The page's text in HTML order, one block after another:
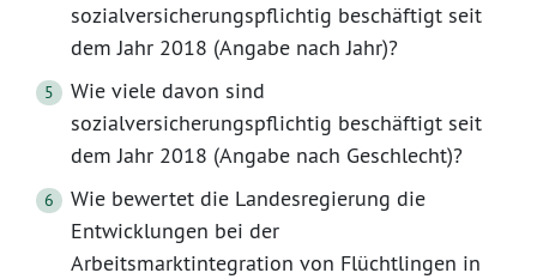
sozialversicherungspflichtig beschäftigt seit
dem Jahr 2018 (Angabe nach Jahr)?
Wie viele davon sind
sozialversicherungspflichtig beschäftigt seit
dem Jahr 2018 (Angabe nach Geschlecht)?
Wie bewertet die Landesregierung die
Entwicklungen bei der
Arbeitsmarktintegration von Flüchtlingen in